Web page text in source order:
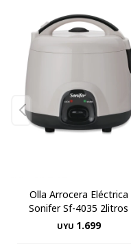
Olla Arrocera Eléctrica
Sonifer Sf-4035 2litros
UYU 1.699